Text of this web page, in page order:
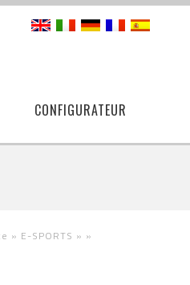
CONFIGURATEUR
» E-SPORTS » »